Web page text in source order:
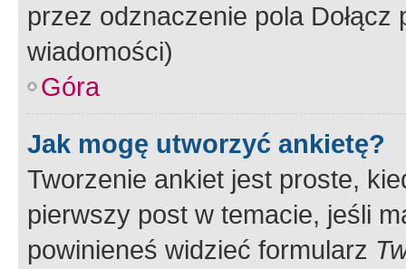
przez odznaczenie pola
wiadomości)
Góra
Jak mogę utworzyć ankietę?
Tworzenie ankiet jest proste,
pierwszy post w temacie, jeśli
powinieneś widzieć formularz